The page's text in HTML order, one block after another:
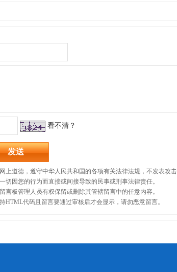
看不清？
上道德，遵守中华人民共和国的各项有关法律法规，不发表攻
切因您的行为而直接或间接导致的民事或刑事法律责任。
言板管理人员有权保留或删除其管辖留言中的任意内容。
HTML代码且留言要通过审核后才会显示，请勿恶意留言。